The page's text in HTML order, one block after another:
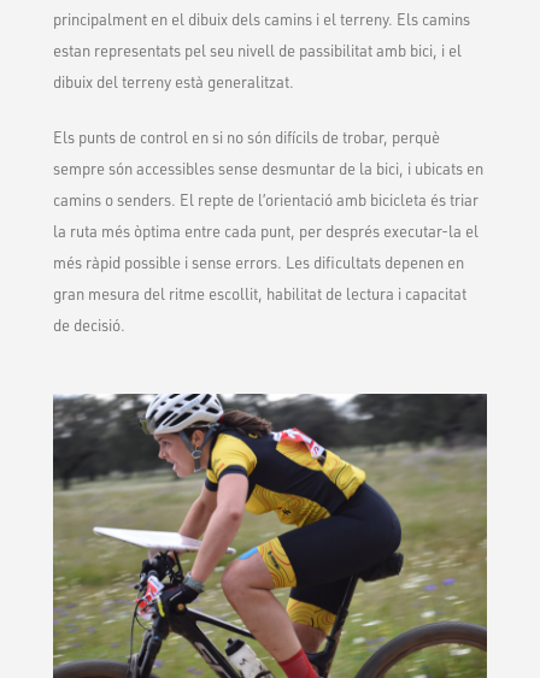
principalment en el dibuix dels camins i el terreny. Els camins
estan representats pel seu nivell de passibilitat amb bici, i el
dibuix del terreny està generalitzat.
Els punts de control en si no són difícils de trobar, perquè
sempre són accessibles sense desmuntar de la bici, i ubicats en
camins o senders. El repte de l’orientació amb bicicleta és triar
la ruta més òptima entre cada punt, per després executar-la el
més ràpid possible i sense errors. Les dificultats depenen en
gran mesura del ritme escollit, habilitat de lectura i capacitat
de decisió.